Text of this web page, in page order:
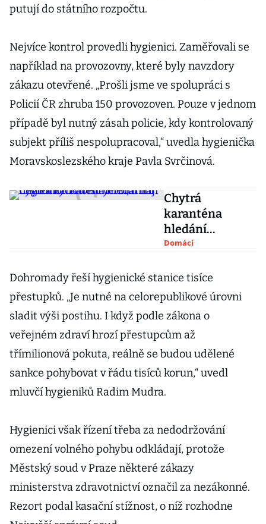
putují do státního rozpočtu.
Nejvíce kontrol provedli hygienici. Zaměřovali se
například na provozovny, které byly navzdory
zákazu otevřené. „Prošli jsme ve spolupráci s
Policií ČR zhruba 150 provozoven. Pouze v jednom
případě byl nutný zásah policie, kdy kontrolovaný
subjekt příliš nespolupracoval,“ uvedla hygienička
Moravskoslezského kraje Pavla Svrčinová.
Chytrá
karanténa
hledání
nemocných
hygienici. Babiš
metodu hájí
Domácí
Dohromady řeší hygienické stanice tisíce
přestupků. „Je nutné na celorepublikové úrovni
sladit výši postihu. I když podle zákona o
veřejném zdraví hrozí přestupcům až
třímilionová pokuta, reálně se budou udělené
sankce pohybovat v řádu tisíců korun,“ uvedl
mluvčí hygieniků Radim Mudra.
Hygienici však řízení třeba za nedodržování
omezení volného pohybu odkládají, protože
Městský soud v Praze některé zákazy
ministerstva zdravotnictví označil za nezákonné.
Rezort podal kasační stížnost, o níž rozhodne